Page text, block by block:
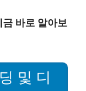
바로 알아보
및 디